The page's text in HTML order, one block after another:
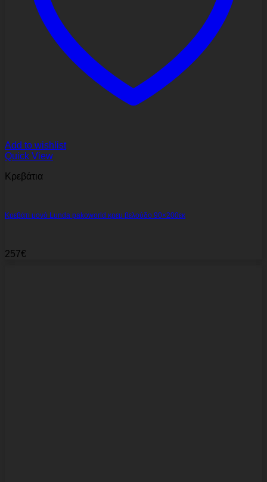
Add to wishlist
Quick View
Κρεβάτια
Κρεβάτι μονό Lunda pakoworld κρεμ βελούδο 90×200εκ
257€